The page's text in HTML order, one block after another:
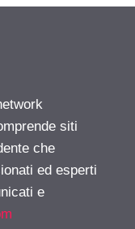
siti
che
ed esperti
e